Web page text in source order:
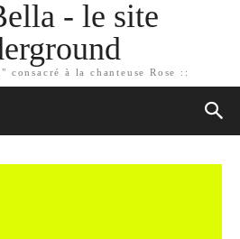
- le site
consacré à la chanteuse Rose ::